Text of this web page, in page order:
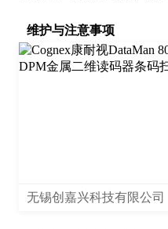
维护与注意事项
无锡创嘉兴科技有限公司